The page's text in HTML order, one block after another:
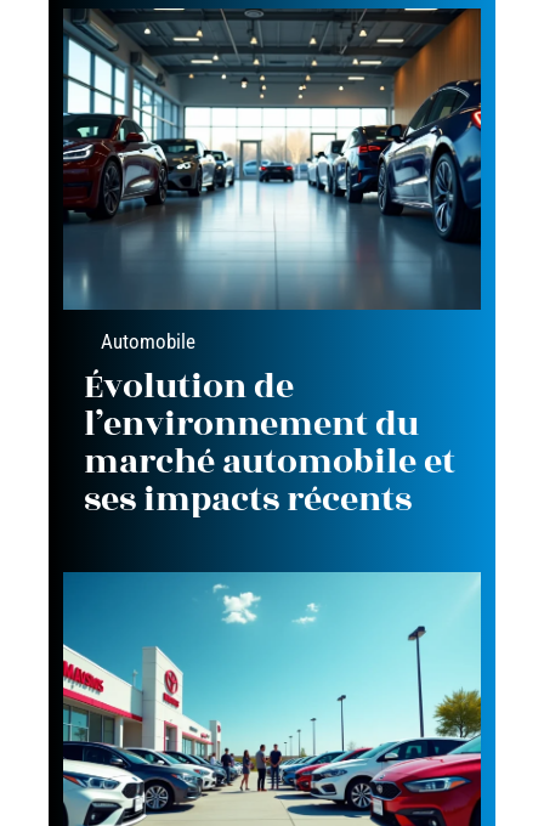
Automobile
Évolution de
l’environnement du
marché automobile et
ses impacts récents